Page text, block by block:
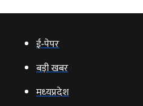
ई‑पेपर
बड़ी खबर
मध्‍यप्रदेश